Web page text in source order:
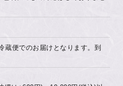
便でのお届けとなります。到